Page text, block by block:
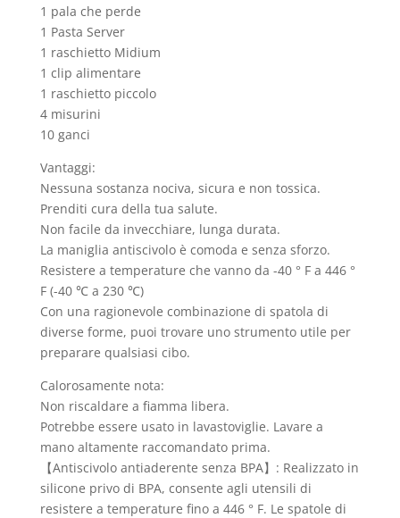
1 pala che perde
1 Pasta Server
1 raschietto Midium
1 clip alimentare
1 raschietto piccolo
4 misurini
10 ganci
Vantaggi:
Nessuna sostanza nociva, sicura e non tossica.
Prenditi cura della tua salute.
Non facile da invecchiare, lunga durata.
La maniglia antiscivolo è comoda e senza sforzo.
Resistere a temperature che vanno da -40 ° F a 446 °
F (-40 ℃ a 230 ℃)
Con una ragionevole combinazione di spatola di
diverse forme, puoi trovare uno strumento utile per
preparare qualsiasi cibo.
Calorosamente nota:
Non riscaldare a fiamma libera.
Potrebbe essere usato in lavastoviglie. Lavare a
mano altamente raccomandato prima.
【Antiscivolo antiaderente senza BPA】: Realizzato in
silicone privo di BPA, consente agli utensili di
resistere a temperature fino a 446 ° F. Le spatole di